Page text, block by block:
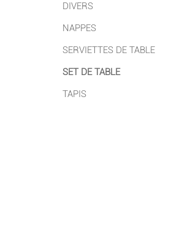
DIVERS
NAPPES
SERVIETTES DE TABLE
SET DE TABLE
TAPIS